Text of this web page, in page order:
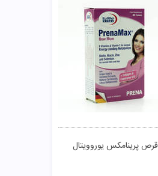
قرص پرینامکس یوروویتال